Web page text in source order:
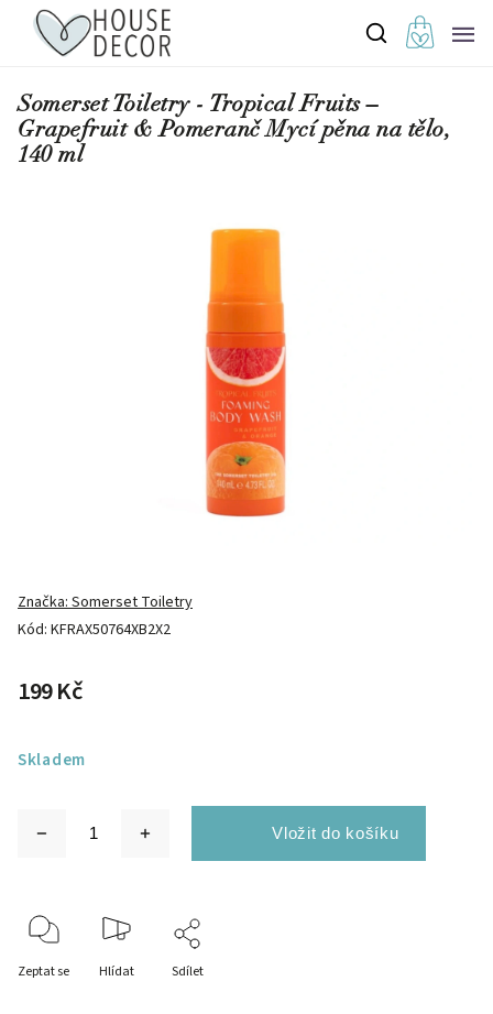
Somerset Toiletry - Tropical Fruits –
Grapefruit & Pomeranč Mycí pěna na tělo,
140 ml
Kód: KFRAX50764XB2X2
Značka:Somerset Toiletry
199 Kč
Skladem
Zeptat se Hlídat Sdílet